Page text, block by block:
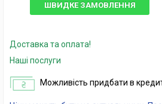
ШВИДКЕ ЗАМОВЛЕННЯ
Доставка та оплата!
Наші послуги
Можливість придбати в